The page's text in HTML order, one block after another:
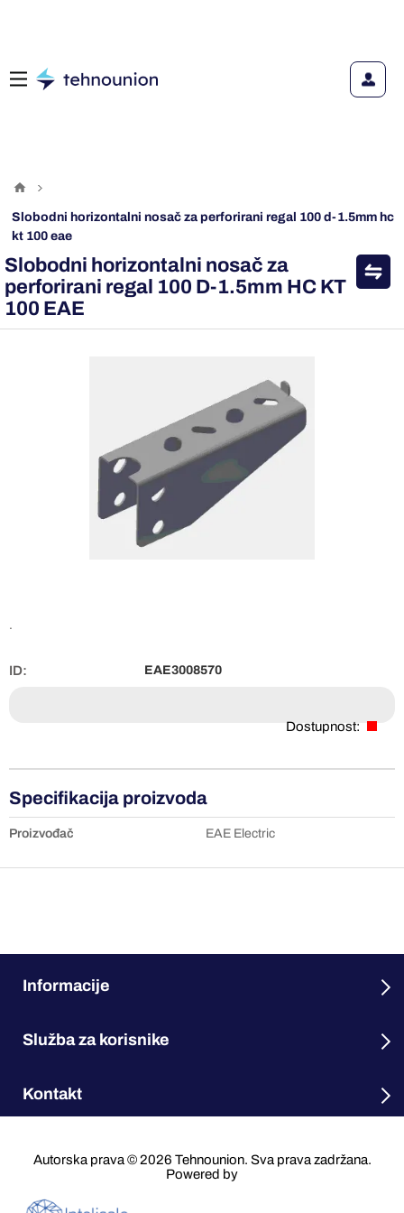
slobodni horizontalni nosač za perforirani regal 100 d-1.5mm hc
kt 100 eae
Slobodni horizontalni nosač za
perforirani regal 100 D-1.5mm HC KT
100 EAE
.
ID: EAE3008570
Dostupnost:
Specifikacija proizvoda
Proizvođač EAE Electric
Informacije
Služba za korisnike
Kontakt
Autorska prava © 2026 Tehnounion. Sva prava zadržana.
Powered by